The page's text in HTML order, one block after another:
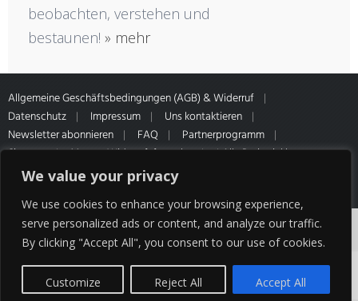
We value your privacy
We use cookies to enhance your browsing experience,
serve personalized ads or content, and analyze our traffic.
By clicking "Accept All", you consent to our use of cookies.
Customize Reject All Accept All
beobachten, verstehen und
bestaunen! » mehr
Allgemeine Geschäftsbedingungen (AGB) & Widerruf
Datenschutz
Impressum
Uns kontaktieren
Newsletter abonnieren
FAQ
Partnerprogramm
Sitemap
Muster-Widerrufsformular
* Alle Preise inkl.
gesetzl. MwSt. Zahlung- & Versandinformationen unseres Partners
Cookies erleichtern die Bereitstellung unserer
Dienste. Mit der Nutzung unserer Dienste
erklären Sie sich damit einverstanden, dass wir
Cookies verwenden.
OK